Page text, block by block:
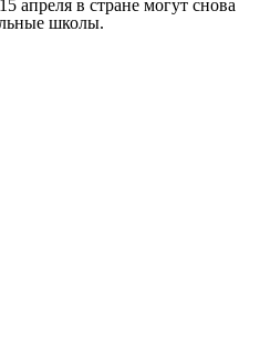
апреля в стране могут снова
школы.